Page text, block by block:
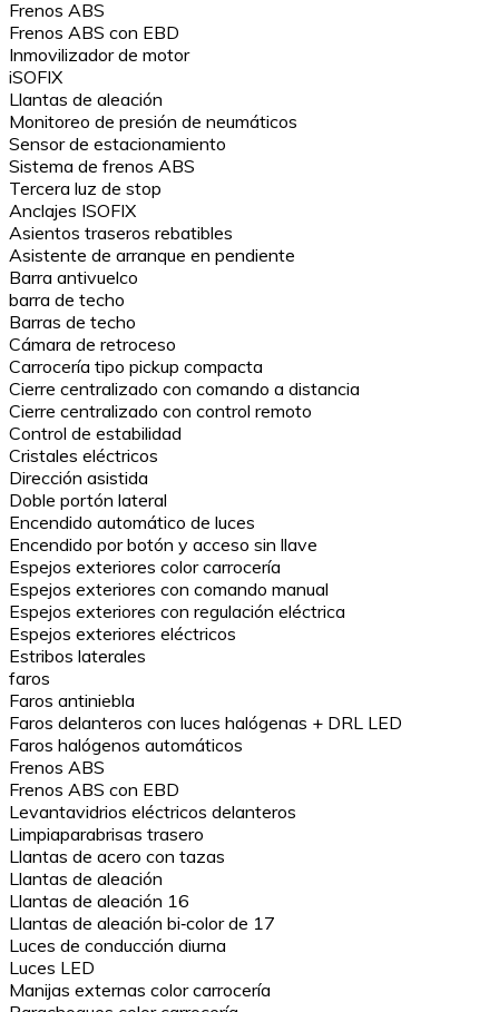
Frenos ABS
Frenos ABS con EBD
Inmovilizador de motor
iSOFIX
Llantas de aleación
Monitoreo de presión de neumáticos
Sensor de estacionamiento
Sistema de frenos ABS
Tercera luz de stop
Anclajes ISOFIX
Asientos traseros rebatibles
Asistente de arranque en pendiente
Barra antivuelco
barra de techo
Barras de techo
Cámara de retroceso
Carrocería tipo pickup compacta
Cierre centralizado con comando a distancia
Cierre centralizado con control remoto
Control de estabilidad
Cristales eléctricos
Dirección asistida
Doble portón lateral
Encendido automático de luces
Encendido por botón y acceso sin llave
Espejos exteriores color carrocería
Espejos exteriores con comando manual
Espejos exteriores con regulación eléctrica
Espejos exteriores eléctricos
Estribos laterales
faros
Faros antiniebla
Faros delanteros con luces halógenas + DRL LED
Faros halógenos automáticos
Frenos ABS
Frenos ABS con EBD
Levantavidrios eléctricos delanteros
Limpiaparabrisas trasero
Llantas de acero con tazas
Llantas de aleación
Llantas de aleación 16
Llantas de aleación bi‑color de 17
Luces de conducción diurna
Luces LED
Manijas externas color carrocería